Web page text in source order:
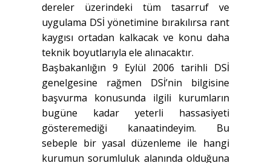
dereler üzerindeki tüm tasarruf ve
uygulama DSİ yönetimine bırakılırsa rant
kaygısı ortadan kalkacak ve konu daha
teknik boyutlarıyla ele alınacaktır.
Başbakanlığın 9 Eylül 2006 tarihli DSİ
genelgesine rağmen DSİ’nin bilgisine
başvurma konusunda ilgili kurumların
bugüne kadar yeterli hassasiyeti
gösteremediği kanaatindeyim. Bu
sebeple bir yasal düzenleme ile hangi
kurumun sorumluluk alanında olduğuna